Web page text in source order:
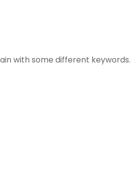
with some different keywords.